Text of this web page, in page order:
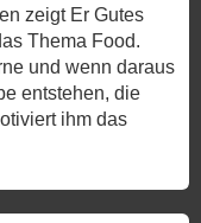
zeigt Er Gutes
Thema Food.
und wenn daraus
entstehen, die
ihm das